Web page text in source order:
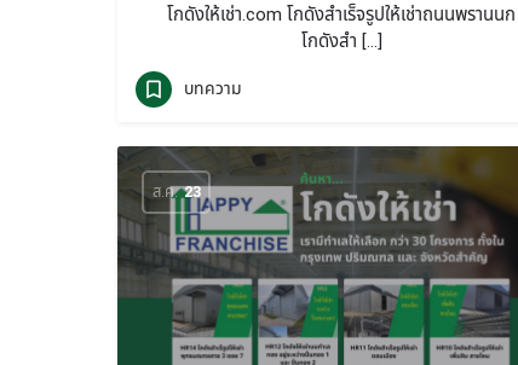
โกดังให้เช่า.com โกดังสำเร็จรูปให้เช่าถนนพรานนก
โกดังสำ […]
บทความ
ส.ค. 23